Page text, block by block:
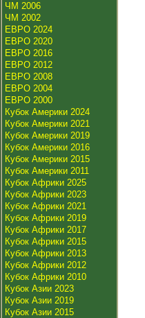
ЧМ 2006
ЧМ 2002
ЕВРО 2024
ЕВРО 2020
ЕВРО 2016
ЕВРО 2012
ЕВРО 2008
ЕВРО 2004
ЕВРО 2000
Кубок Америки 2024
Кубок Америки 2021
Кубок Америки 2019
Кубок Америки 2016
Кубок Америки 2015
Кубок Америки 2011
Кубок Африки 2025
Кубок Африки 2023
Кубок Африки 2021
Кубок Африки 2019
Кубок Африки 2017
Кубок Африки 2015
Кубок Африки 2013
Кубок Африки 2012
Кубок Африки 2010
Кубок Азии 2023
Кубок Азии 2019
Кубок Азии 2015